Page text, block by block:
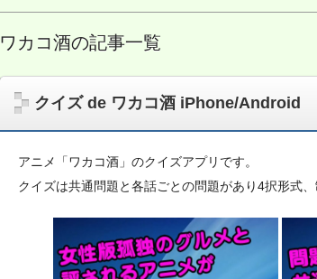
ワカコ酒の記事一覧
クイズ de ワカコ酒 iPhone/Android
アニメ「ワカコ酒」のクイズアプリです。
クイズは共通問題と各話ごとの問題があり4択形式